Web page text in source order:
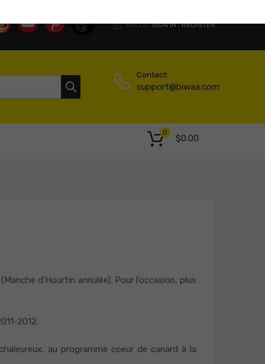
HELLO. SIGN IN | REGISTER
Contact:
support@biwaa.com
$0.00
0
d’Hourtin annulée). Pour l’occasion, plus
2012.
au programme coeur de canard à la